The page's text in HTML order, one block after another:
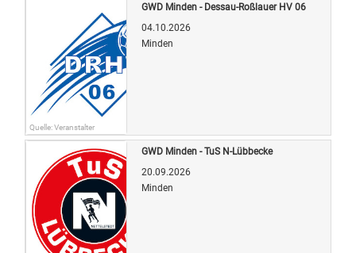
Quelle: Veranstalter
GWD Minden - Dessau-Roßlauer HV 06
04.10.2026
Minden
GWD Minden - TuS N-Lübbecke
20.09.2026
Minden